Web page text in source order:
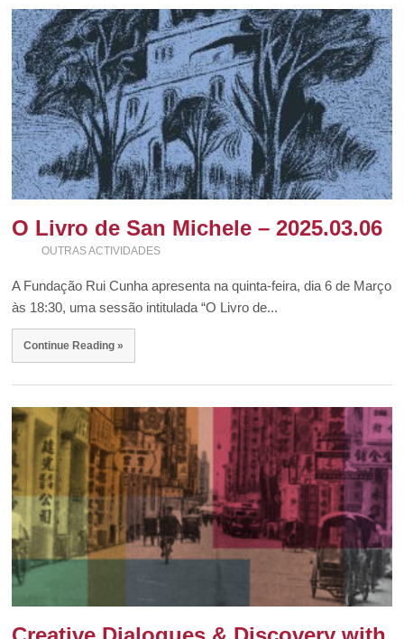
O Livro de San Michele – 2025.03.06
OUTRAS ACTIVIDADES
A Fundação Rui Cunha apresenta na quinta-feira, dia 6 de Março
às 18:30, uma sessão intitulada “O Livro de...
Continue Reading »